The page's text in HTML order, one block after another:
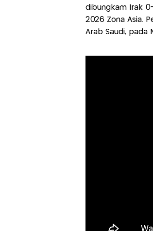
dibungkam Irak
2026 Zona Asia.
Arab Saudi, pada